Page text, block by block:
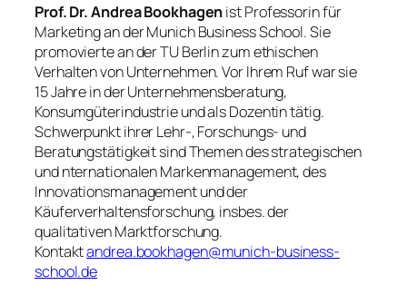
Prof. Dr. Andrea Bookhagenist Professorin für
Marketing an der Munich Business School. Sie
promovierte an der TU Berlin zum ethischen
Verhalten von Unternehmen. Vor Ihrem Ruf war sie
15 Jahre in der Unternehmensberatung,
Konsumgüterindustrie und als Dozentin tätig.
Schwerpunkt ihrer Lehr-, Forschungs- und
Beratungstätigkeit sind Themen des strategischen
und nternationalen Markenmanagement, des
Innovationsmanagement und der
Käuferverhaltensforschung, insbes. der
qualitativen Marktforschung.
Kontaktandrea.bookhagen@munich-business-
school.de